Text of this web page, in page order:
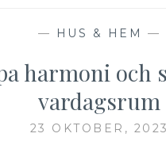
— HUS & HEM —
harmoni och
vardagsrum
23 OKTOBER, 2023